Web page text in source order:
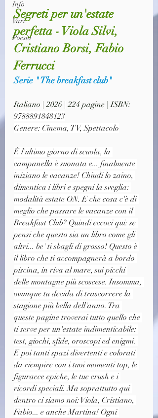
Info
Vari
Poesia
Segreti per un'estate
perfetta - Viola Silvi,
Cristiano Borsi, Fabio
Ferrucci
Serie " The breakfast club"
Italiano | 2026 | 224 pagine | ISBN:
9788891848123
Genere: Cinema, TV, Spettacolo
È l'ultimo giorno di scuola, la
campanella è suonata e... finalmente
iniziano le vacanze! Chiudi lo zaino,
dimentica i libri e spegni la sveglia:
modalità estate ON. E che cosa c'è di
meglio che passare le vacanze con il
Breakfast Club? Quindi eccoci qui: se
pensi che questo sia un libro come gli
altri... be' ti sbagli di grosso! Questo è
il libro che ti accompagnerà a bordo
piscina, in riva al mare, sui picchi
delle montagne più scoscese. Insomma,
ovunque tu decida di trascorrere la
stagione più bella dell'anno. Tra
queste pagine troverai tutto quello che
ti serve per un'estate indimenticabile:
test, giochi, sfide, oroscopi ed enigmi.
E poi tanti spazi divertenti e colorati
da riempire con i tuoi momenti top, le
figuracce epiche, le tue crush e i
ricordi speciali. Ma soprattutto qui
dentro ci siamo noi: Viola, Cristiano,
Fabio... e anche Martina! Ogni